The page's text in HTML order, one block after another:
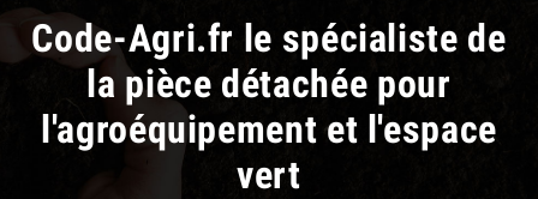
Code-Agri.fr le spécialiste de
la pièce détachée pour
l'agroéquipement et l'espace
vert